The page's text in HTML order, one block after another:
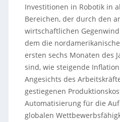
Investitionen in Robotik in
Bereichen, der durch den
wirtschaftlichen
dem die
ersten sechs Monaten des
sind, wie steigende
Angesichts des
gestiegenen
Automatisierung für die
globalen